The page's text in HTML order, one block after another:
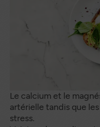
Le calcium et le
artérielle tandis que
stress.